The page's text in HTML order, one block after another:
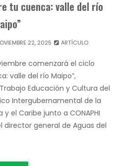
tu cuenca: valle del río
22, 2025 ARTÍCULO
comenzará el ciclo
valle del río Maipo”,
Educación y Cultura del
Intergubernamental de la
y el Caribe junto a CONAPHI
director general de Aguas del